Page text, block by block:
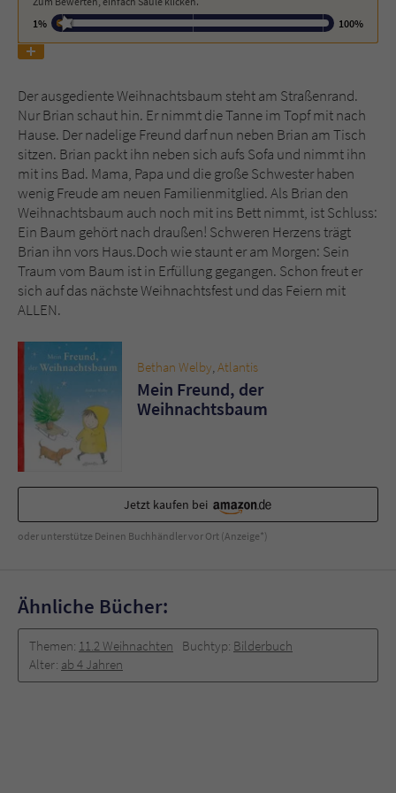
1%
100%
Der ausgediente Weihnachtsbaum steht am Straßenrand.
Nur Brian schaut hin. Er nimmt die Tanne im Topf mit nach
Hause. Der nadelige Freund darf nun neben Brian am Tisch
sitzen. Brian packt ihn neben sich aufs Sofa und nimmt ihn
mit ins Bad. Mama, Papa und die große Schwester haben
wenig Freude am neuen Familienmitglied. Als Brian den
Weihnachtsbaum auch noch mit ins Bett nimmt, ist Schluss:
Ein Baum gehört nach draußen! Schweren Herzens trägt
Brian ihn vors Haus.Doch wie staunt er am Morgen: Sein
Traum vom Baum ist in Erfüllung gegangen. Schon freut er
sich auf das nächste Weihnachtsfest und das Feiern mit
ALLEN.
Bethan Welby,Atlantis
Mein Freund, der
Weihnachtsbaum
Jetzt kaufen bei
oder unterstütze Deinen Buchhändler vor Ort (Anzeige*)
Ähnliche Bücher:
Themen: 11.2 Weihnachten Buchtyp: Bilderbuch
Alter: ab 4 Jahren
Name tx_pwcomments_ahash
Laufzeit 1 Jahr
Zweck Cookie für Kommentare einzelner Buchtitel
Name fe_typo_user
Literatur-Couch Medien GmbH & Co. KG
Laufzeit
Zweck
Kommunikation der Webseite mit dem
Benutzer. Es wird benötigt um z. B. den
Sicherheitscode des Kontaktformulars zu
überprüfen.